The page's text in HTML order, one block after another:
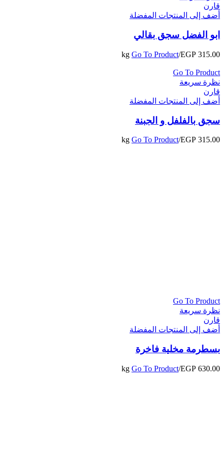
قارن
أضف إلى المنتجات المفضلة
ابو الفضل سجق بقالي
EGP 315.00
/kg
Go To Product
Go To Product
نظرة سريعة
قارن
أضف إلى المنتجات المفضلة
سجق بالفلفل و الجبنة
EGP 315.00
/kg
Go To Product
Go To Product
نظرة سريعة
قارن
أضف إلى المنتجات المفضلة
بسطرمة مخلية فاخرة
EGP 630.00
/kg
Go To Product